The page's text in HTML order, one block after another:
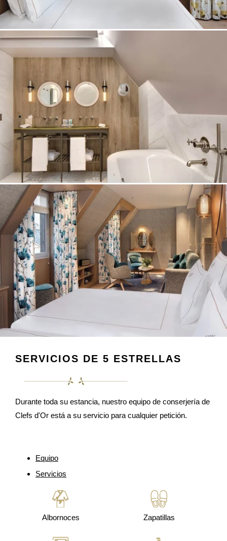
SERVICIOS DE 5 ESTRELLAS
Durante toda su estancia, nuestro equipo de conserjería de
Clefs d'Or está a su servicio para cualquier petición.
Equipo
Servicios
Albornoces Zapatillas